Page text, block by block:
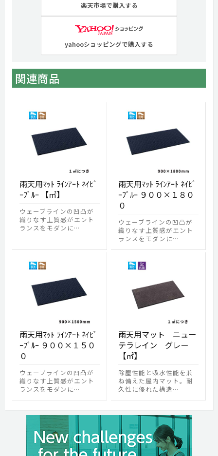
楽天市場で購入する
yahooショッピングで購入する
関連商品
雨天用ﾏｯﾄ ﾗｲﾝｱｰﾄ ﾈｲﾋﾞ
ｰﾌﾞﾙｰ 【㎡】
ウェーブラインの凹凸が
織りなす上質感がエント
ランスをモダンに…
雨天用ﾏｯﾄ ﾗｲﾝｱｰﾄ ﾈｲﾋﾞ
ｰﾌﾞﾙｰ ９００×１８０
０
ウェーブラインの凹凸が
織りなす上質感がエント
ランスをモダンに…
雨天用ﾏｯﾄ ﾗｲﾝｱｰﾄ ﾈｲﾋﾞ
ｰﾌﾞﾙｰ ９００×１５０
０
ウェーブラインの凹凸が
織りなす上質感がエント
ランスをモダンに…
雨天用マット ニュー
テラレイン グレー
【㎡】
除塵性能と吸水性能を兼
ね備えた屋内マット。耐
久性に優れた構造…